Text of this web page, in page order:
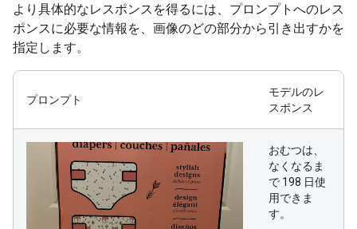
より具体的なレスポンスを得るには、プロンプトへのレス
ポンスに必要な情報を、画像のどの部分から引き出すかを
指定します。
プロンプト
モデルのレ
スポンス
おむつは、
なくなるま
で 198 日使
用できま
す。